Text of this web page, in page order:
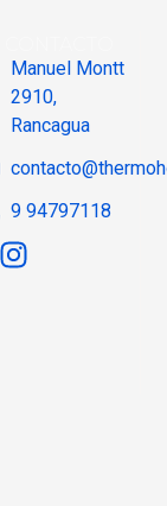
Manuel Montt
2910,
Rancagua
9 94797118